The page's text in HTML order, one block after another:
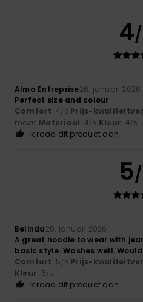
4
Alma Entreprise26. januari 2026
Perfect size and colour
Comfort: 4/5 Prijs-
maat Materiaal: 4/5 Kleur: 4/5
Ik raad dit product aan
5
Belinda25. januari 2026
A great hoodie to wear with
basic style. Washes well.
Comfort: 5/5 Prijs-
Kleur: 5/5
Ik raad dit product aan